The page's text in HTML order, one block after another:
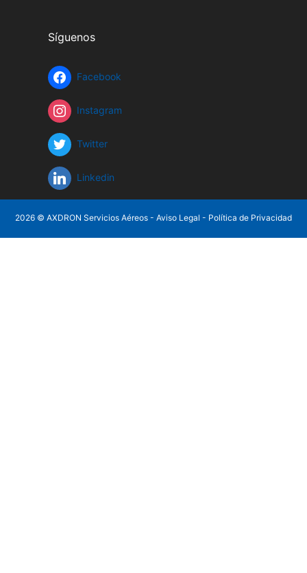
Síguenos
Facebook
Instagram
Twitter
Linkedin
2026 © AXDRON Servicios Aéreos - Aviso Legal - Política de Privacidad